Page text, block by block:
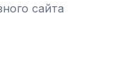
сайта